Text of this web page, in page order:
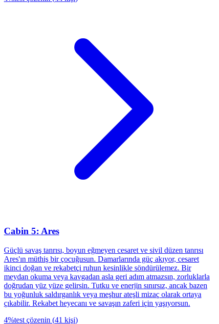
Cabin 5: Ares
Güçlü savaş tanrısı, boyun eğmeyen cesaret ve sivil düzen tanrısı
Ares'ın müthiş bir çocuğusun. Damarlarında güç akıyor, cesaret
ikinci doğan ve rekabetçi ruhun kesinlikle söndürülemez. Bir
meydan okuma veya kavgadan asla geri adım atmazsın, zorluklarla
doğrudan yüz yüze gelirsin. Tutku ve enerjin sınırsız, ancak bazen
bu yoğunluk saldırganlık veya meşhur ateşli mizaç olarak ortaya
çıkabilir. Rekabet heyecanı ve savaşın zaferi için yaşıyorsun.
4%test çözenin (41 kişi)